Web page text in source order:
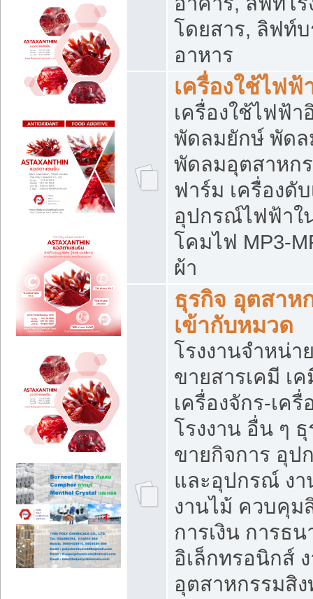
โดยสาร, ลิฟท์
อาหาร
เครื่องใช้ไฟฟ้
เครื่องใช้ไฟฟ้า
พัดลมยักษ์ พัด
พัดลมอุตสาหก
ฟาร์ม เครื่องดั
อุปกรณ์ไฟฟ้าใ
โคมไฟ MP3-
ผ้า
ธุรกิจ อุตสาห
เข้ากับหมวด
โรงงานจำหน่
ขายสารเคมี เ
เครื่องจักร-เค
โรงงาน อื่น ๆ
ขายกิจการ อุป
และอุปกรณ์ ง
งานไม้ ควบคุม
การเงิน การธ
อิเล็กทรอนิกส์
อุตสาหกรรมสิ